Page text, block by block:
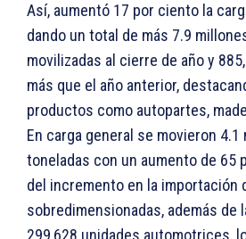
Así, aumentó 17 por ciento la
dando un total de más 7.9
movilizadas al cierre de año y
más que el año anterior,
productos como autopartes,
En carga general se movieron 4.1
toneladas con un aumento de 65
del incremento en la importación
sobredimensionadas, además de